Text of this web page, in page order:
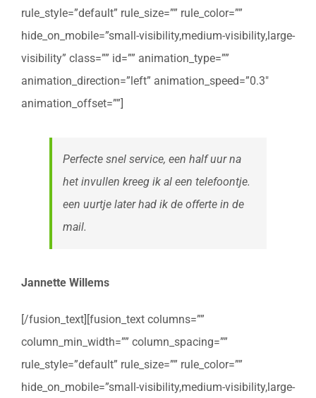
rule_style=”default” rule_size=”” rule_color=””
hide_on_mobile=”small-visibility,medium-visibility,large-
visibility” class=”” id=”” animation_type=””
animation_direction=”left” animation_speed=”0.3″
animation_offset=””]
Perfecte snel service, een half uur na
het invullen kreeg ik al een telefoontje.
een uurtje later had ik de offerte in de
mail.
Jannette Willems
[/fusion_text][fusion_text columns=””
column_min_width=”” column_spacing=””
rule_style=”default” rule_size=”” rule_color=””
hide_on_mobile=”small-visibility,medium-visibility,large-